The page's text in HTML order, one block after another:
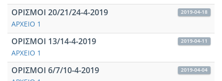
ΟΡΙΣΜΟΙ 20/21/24-4-2019 2019-04-18
ΑΡΧΕΙΟ 1
ΟΡΙΣΜΟΙ 13/14-4-2019 2019-04-11
ΑΡΧΕΙΟ 1
ΟΡΙΣΜΟΙ 6/7/10-4-2019 2019-04-04